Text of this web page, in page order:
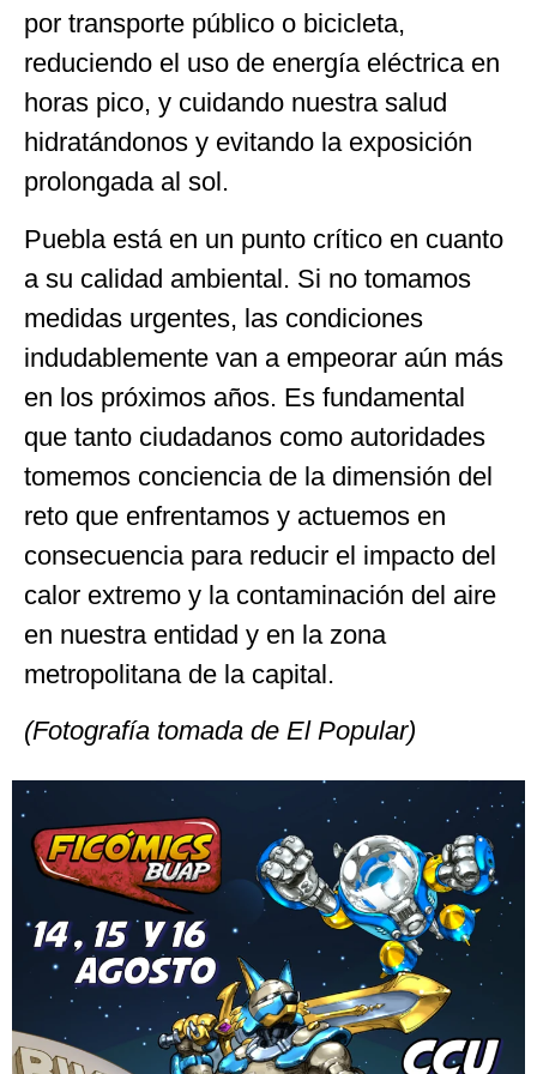
por transporte público o bicicleta,
reduciendo el uso de energía eléctrica en
horas pico, y cuidando nuestra salud
hidratándonos y evitando la exposición
prolongada al sol.
Puebla está en un punto crítico en cuanto
a su calidad ambiental. Si no tomamos
medidas urgentes, las condiciones
indudablemente van a empeorar aún más
en los próximos años. Es fundamental
que tanto ciudadanos como autoridades
tomemos conciencia de la dimensión del
reto que enfrentamos y actuemos en
consecuencia para reducir el impacto del
calor extremo y la contaminación del aire
en nuestra entidad y en la zona
metropolitana de la capital.
(Fotografía tomada de El Popular)